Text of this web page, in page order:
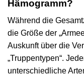
Hämogramm?
Während die
die Größe der
Auskunft über die
„Truppentypen“.
unterschiedliche